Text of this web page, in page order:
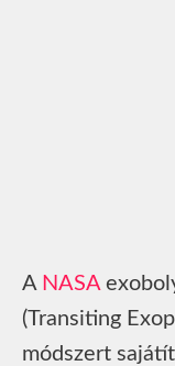
A NASA
(Transiting
módszert